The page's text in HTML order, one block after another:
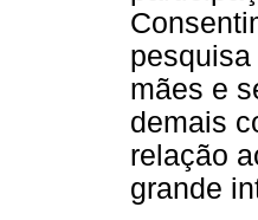
mães e
demais
relação
grande